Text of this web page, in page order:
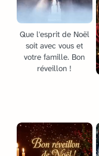
Que l'esprit de Noël
soit avec vous et
votre famille. Bon
réveillon !